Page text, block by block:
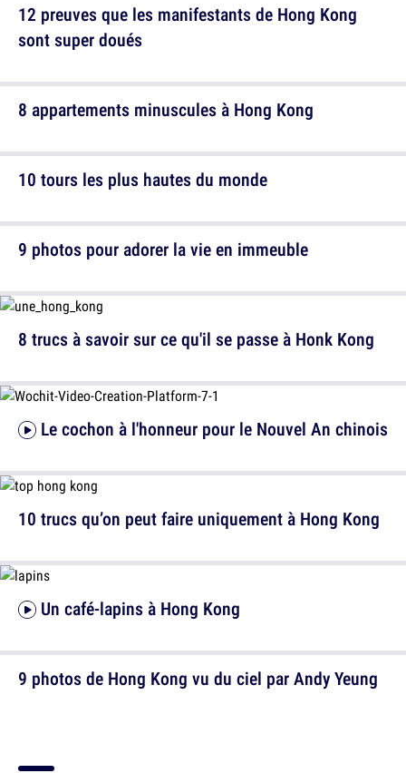
12 preuves que les manifestants de Hong Kong
sont super doués
10 tours les plus hautes du monde
8 trucs à savoir sur ce qu'il se passe à Honk Kong
10 trucs qu’on peut faire uniquement à Hong Kong
8 appartements minuscules à Hong Kong
9 photos pour adorer la vie en immeuble
Le cochon à l'honneur pour le Nouvel An chinois
Un café-lapins à Hong Kong
9 photos de Hong Kong vu du ciel par Andy Yeung